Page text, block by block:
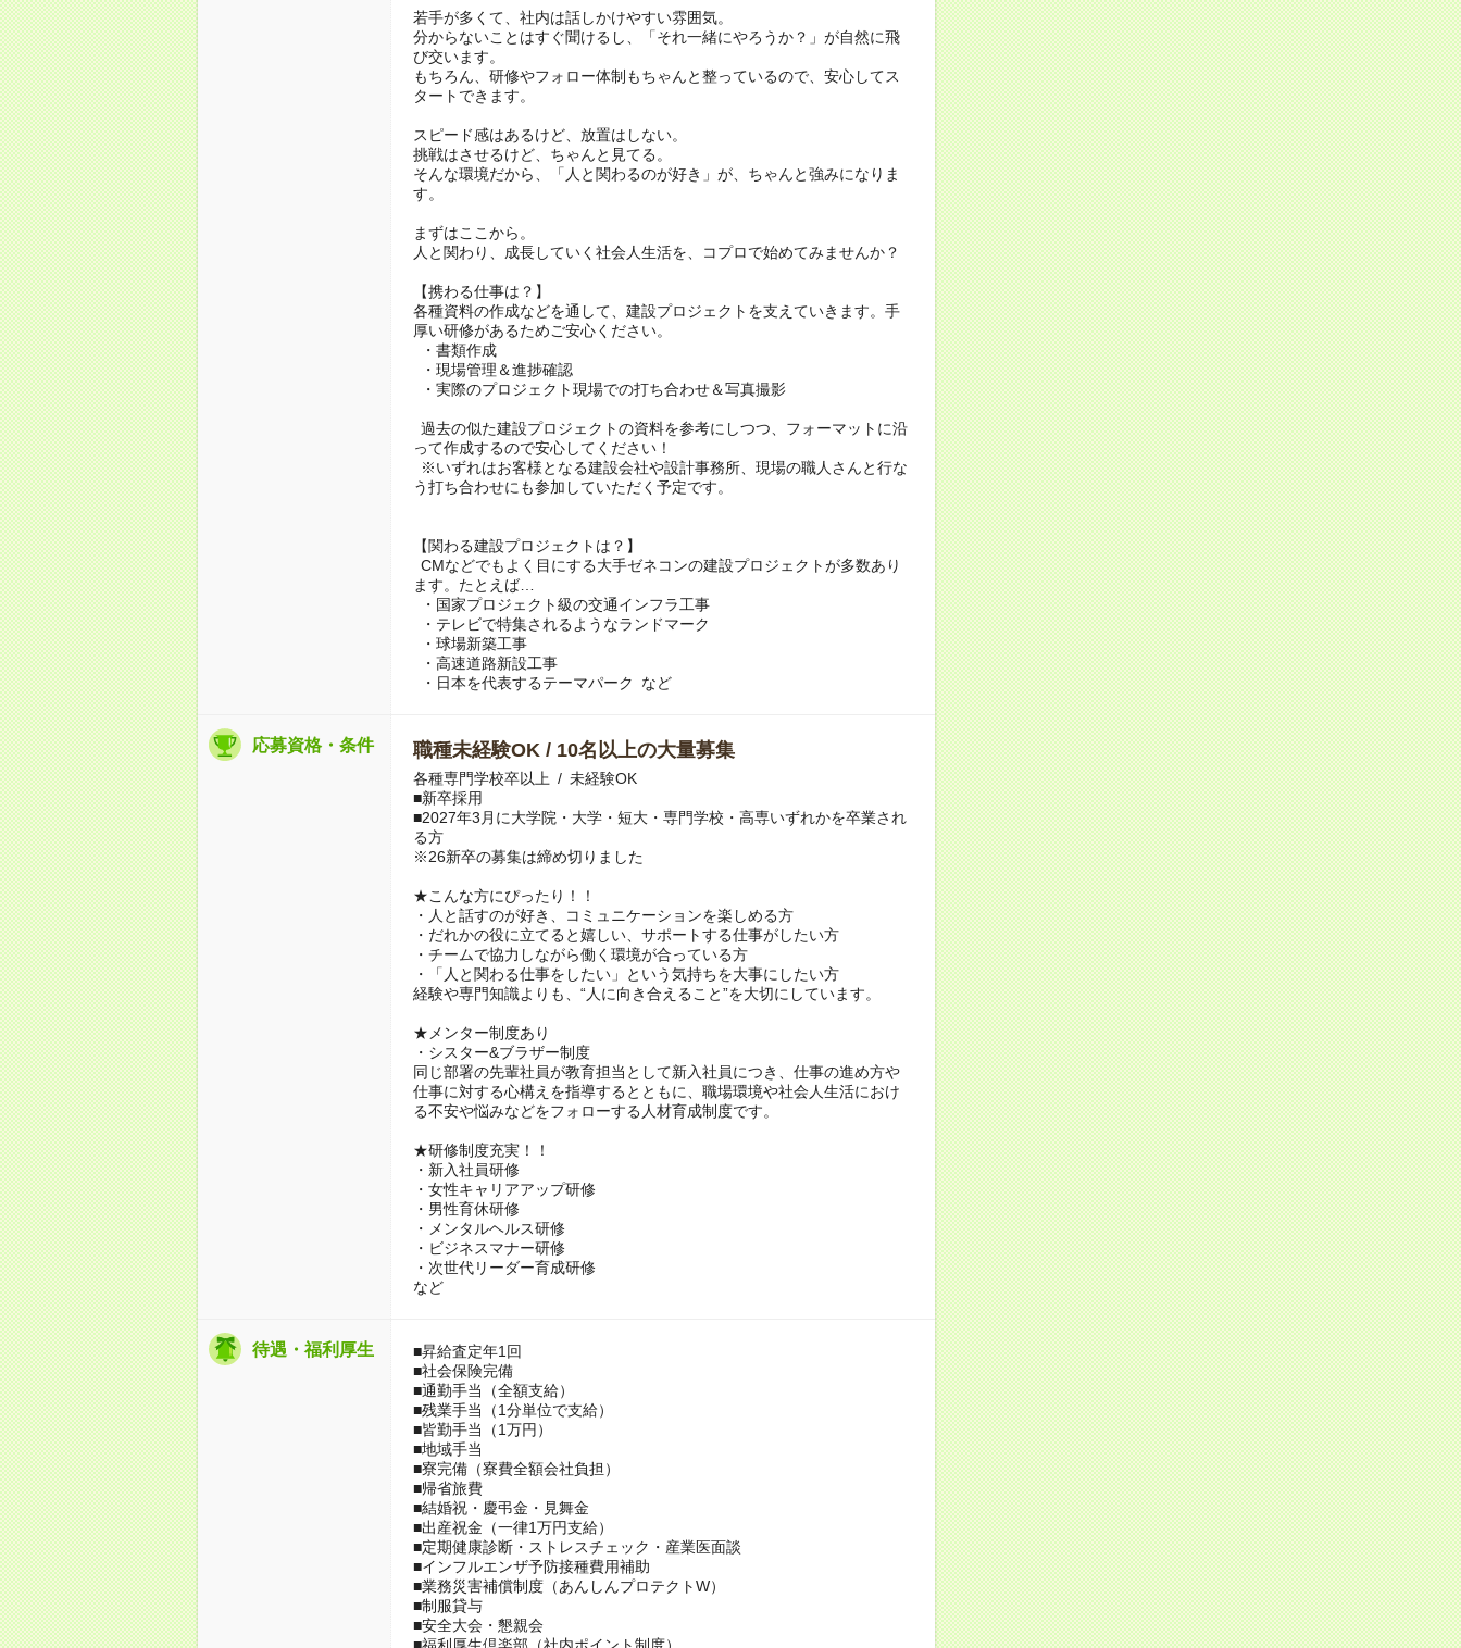
若手が多くて、社内は話しかけやすい雰囲気。
分からないことはすぐ聞けるし、「それ一緒にやろうか？」が自然に飛
び交います。
もちろん、研修やフォロー体制もちゃんと整っているので、安心してス
タートできます。
スピード感はあるけど、放置はしない。
挑戦はさせるけど、ちゃんと見てる。
そんな環境だから、「人と関わるのが好き」が、ちゃんと強みになりま
す。
まずはここから。
人と関わり、成長していく社会人生活を、コプロで始めてみませんか？
【携わる仕事は？】
各種資料の作成などを通して、建設プロジェクトを支えていきます。手
厚い研修があるためご安心ください。
・書類作成
・現場管理＆進捗確認
・実際のプロジェクト現場での打ち合わせ＆写真撮影
過去の似た建設プロジェクトの資料を参考にしつつ、フォーマットに沿
って作成するので安心してください！
※いずれはお客様となる建設会社や設計事務所、現場の職人さんと行な
う打ち合わせにも参加していただく予定です。
【関わる建設プロジェクトは？】
CMなどでもよく目にする大手ゼネコンの建設プロジェクトが多数あり
ます。たとえば…
・国家プロジェクト級の交通インフラ工事
・テレビで特集されるようなランドマーク
・球場新築工事
・高速道路新設工事
・日本を代表するテーマパーク など
応募資格・条件 職種未経験OK / 10名以上の大量募集
各種専門学校卒以上 / 未経験OK
■新卒採用
■2027年3月に大学院・大学・短大・専門学校・高専いずれかを卒業され
る方
※26新卒の募集は締め切りました
★こんな方にぴったり！！
・人と話すのが好き、コミュニケーションを楽しめる方
・だれかの役に立てると嬉しい、サポートする仕事がしたい方
・チームで協力しながら働く環境が合っている方
・「人と関わる仕事をしたい」という気持ちを大事にしたい方
経験や専門知識よりも、“人に向き合えること”を大切にしています。
★メンター制度あり
・シスター&ブラザー制度
同じ部署の先輩社員が教育担当として新入社員につき、仕事の進め方や
仕事に対する心構えを指導するとともに、職場環境や社会人生活におけ
る不安や悩みなどをフォローする人材育成制度です。
★研修制度充実！！
・新入社員研修
・女性キャリアアップ研修
・男性育休研修
・メンタルヘルス研修
・ビジネスマナー研修
・次世代リーダー育成研修
など
待遇・福利厚生
■昇給査定年1回
■社会保険完備
■通勤手当（全額支給）
■残業手当（1分単位で支給）
■皆勤手当（1万円）
■地域手当
■寮完備（寮費全額会社負担）
■帰省旅費
■結婚祝・慶弔金・見舞金
■出産祝金（一律1万円支給）
■定期健康診断・ストレスチェック・産業医面談
■インフルエンザ予防接種費用補助
■業務災害補償制度（あんしんプロテクトW）
■制服貸与
■安全大会・懇親会
■福利厚生倶楽部（社内ポイント制度）